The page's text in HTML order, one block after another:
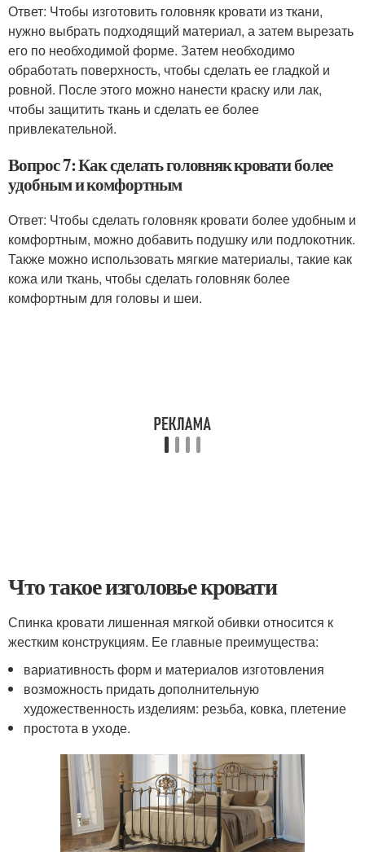
Ответ: Чтобы изготовить головняк кровати из ткани,
нужно выбрать подходящий материал, а затем вырезать
его по необходимой форме. Затем необходимо
обработать поверхность, чтобы сделать ее гладкой и
ровной. После этого можно нанести краску или лак,
чтобы защитить ткань и сделать ее более
привлекательной.
Вопрос 7: Как сделать головняк кровати более
удобным и комфортным
Ответ: Чтобы сделать головняк кровати более удобным и
комфортным, можно добавить подушку или подлокотник.
Также можно использовать мягкие материалы, такие как
кожа или ткань, чтобы сделать головняк более
комфортным для головы и шеи.
Что такое изголовье кровати
Спинка кровати лишенная мягкой обивки относится к
жестким конструкциям. Ее главные преимущества:
вариативность форм и материалов изготовления
возможность придать дополнительную
художественность изделиям: резьба, ковка, плетение
простота в уходе.